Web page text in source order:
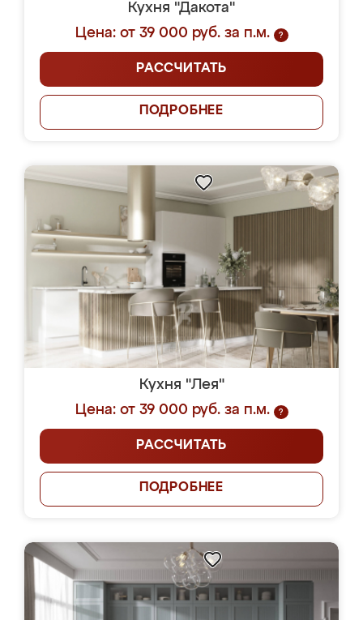
Кухня "Дакота"
Цена: от 39 000 руб. за п.м.
?
РАССЧИТАТЬ
ПОДРОБНЕЕ
Кухня "Лея"
Цена: от 39 000 руб. за п.м.
?
РАССЧИТАТЬ
ПОДРОБНЕЕ